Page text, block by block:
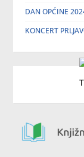
DAN OPĆINE
KONCERT